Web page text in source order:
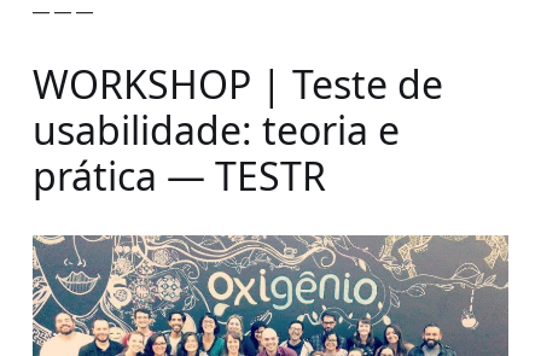
— — —
WORKSHOP | Teste de
usabilidade: teoria e
prática — TESTR